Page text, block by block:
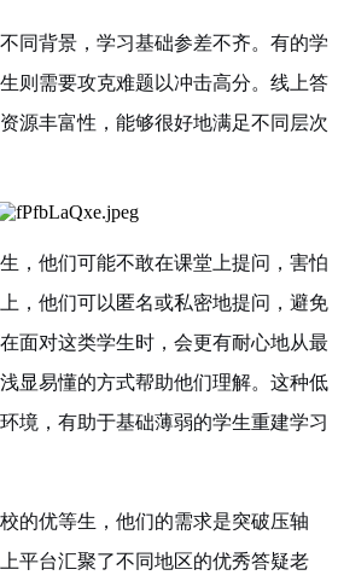
同背景，学习基础参差不齐。有的学
则需要攻克难题以冲击高分。线上答
源丰富性，能够很好地满足不同层次
，他们可能不敢在课堂上提问，害怕
，他们可以匿名或私密地提问，避免
面对这类学生时，会更有耐心地从最
显易懂的方式帮助他们理解。这种低
境，有助于基础薄弱的学生重建学习
的优等生，他们的需求是突破压轴
平台汇聚了不同地区的优秀答疑老